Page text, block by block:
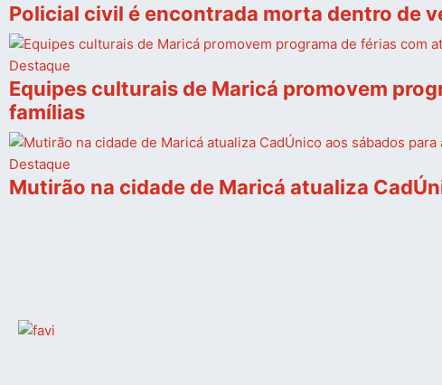
Policial civil é encontrada morta dentro de
Destaque
Equipes culturais de Maricá promovem
famílias
Destaque
Mutirão na cidade de Maricá atualiza